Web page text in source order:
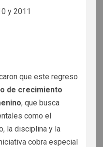
y 2011
que este regreso
de crecimiento
, que busca
como el
la disciplina y la
cobra especial